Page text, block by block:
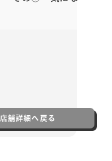
舗詳細へ戻る